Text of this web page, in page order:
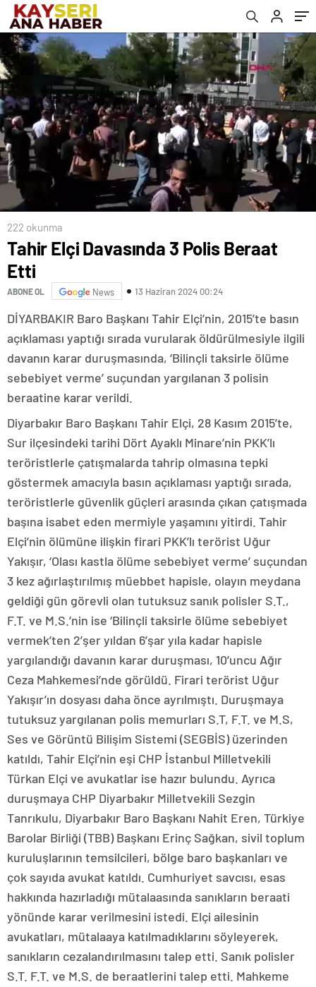
222 okunma
Tahir Elçi Davasında 3 Polis Beraat
Etti
ABONE OL News 13 Haziran 2024 00:24
DİYARBAKIR Baro Başkanı Tahir Elçi’nin, 2015’te basın
açıklaması yaptığı sırada vurularak öldürülmesiyle ilgili
davanın karar duruşmasında, ‘Bilinçli taksirle ölüme
sebebiyet verme’ suçundan yargılanan 3 polisin
beraatine karar verildi.
Diyarbakır Baro Başkanı Tahir Elçi, 28 Kasım 2015’te,
Sur ilçesindeki tarihi Dört Ayaklı Minare’nin PKK’lı
teröristlerle çatışmalarda tahrip olmasına tepki
göstermek amacıyla basın açıklaması yaptığı sırada,
teröristlerle güvenlik güçleri arasında çıkan çatışmada
başına isabet eden mermiyle yaşamını yitirdi. Tahir
Elçi’nin ölümüne ilişkin firari PKK’lı terörist Uğur
Yakışır, ‘Olası kastla ölüme sebebiyet verme’ suçundan
3 kez ağırlaştırılmış müebbet hapisle, olayın meydana
geldiği gün görevli olan tutuksuz sanık polisler S.T.,
F.T. ve M.S.’nin ise ‘Bilinçli taksirle ölüme sebebiyet
vermek’ten 2’şer yıldan 6’şar yıla kadar hapisle
yargılandığı davanın karar duruşması, 10’uncu Ağır
Ceza Mahkemesi’nde görüldü. Firari terörist Uğur
Yakışır’ın dosyası daha önce ayrılmıştı. Duruşmaya
tutuksuz yargılanan polis memurları S.T, F.T. ve M.S,
Ses ve Görüntü Bilişim Sistemi (SEGBİS) üzerinden
katıldı, Tahir Elçi’nin eşi CHP İstanbul Milletvekili
Türkan Elçi ve avukatlar ise hazır bulundu. Ayrıca
duruşmaya CHP Diyarbakır Milletvekili Sezgin
Tanrıkulu, Diyarbakır Baro Başkanı Nahit Eren, Türkiye
Barolar Birliği (TBB) Başkanı Erinç Sağkan, sivil toplum
kuruluşlarının temsilcileri, bölge baro başkanları ve
çok sayıda avukat katıldı. Cumhuriyet savcısı, esas
hakkında hazırladığı mütalaasında sanıkların beraati
yönünde karar verilmesini istedi. Elçi ailesinin
avukatları, mütalaaya katılmadıklarını söyleyerek,
sanıkların cezalandırılmasını talep etti. Sanık polisler
S.T. F.T. ve M.S. de beraatlerini talep etti. Mahkeme